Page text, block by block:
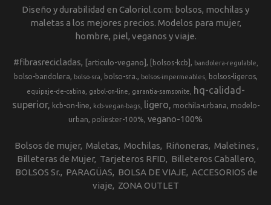
Diseño y durabilidad en Caloriol.com: bolsos, mochilas y
maletas a los mejores precios. Modelos para mujer,
hombre, piel, veganos y viaje.
#fibrasrecicladas [articulo-vegano] [bolsos-kcb] bandolera-regulable
bolso-bandolera bolso-sra bolso-sra. bolsos-impermeables bolsos-ligeros
equipaje-de-cabina gabol-on-line garantia-samsonite
hq-calidad-
superior
kcb-on-line kcb-vegan-bags ligero mochila-urbana
modelo-
urban
poliester-100% vegano-100%
Bolsos de mujer Maletas Mochilas Riñoneras Maletines
Billeteras de Mujer Tarjeteros RFID
Billeteros Caballero
BOLSOS Sr.
PARAGÜAS BOLSA DE VIAJE ACCESORIOS de
viaje
ZONA OUTLET